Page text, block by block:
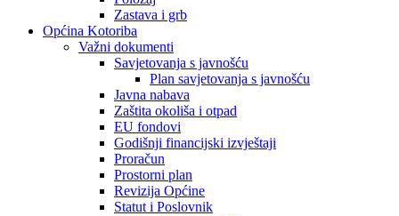
Zastava i grb
Općina Kotoriba
Važni dokumenti
Savjetovanja s javnošću
Plan savjetovanja s javnošću
Javna nabava
Zaštita okoliša i otpad
EU fondovi
Godišnji financijski izvještaji
Proračun
Prostorni plan
Revizija Općine
Statut i Poslovnik